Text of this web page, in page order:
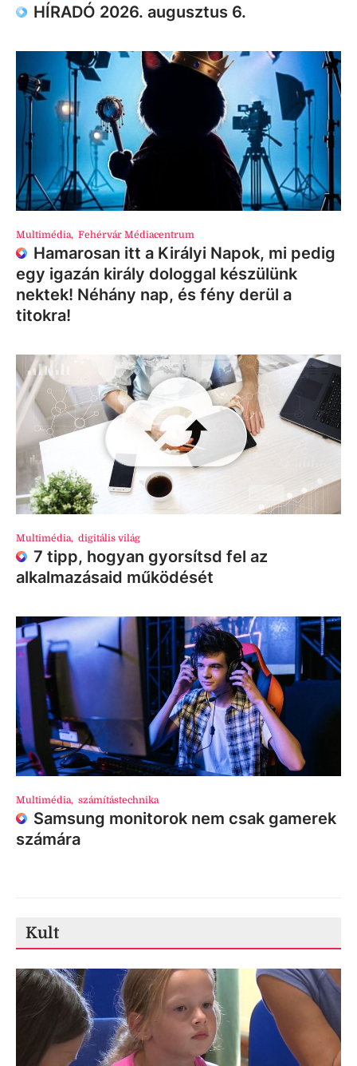
HÍRADÓ 2026. augusztus 6.
Multimédia, Fehérvár Médiacentrum
Hamarosan itt a Királyi Napok, mi pedig
egy igazán király dologgal készülünk
nektek! Néhány nap, és fény derül a
titokra!
Multimédia, digitális világ
7 tipp, hogyan gyorsítsd fel az
alkalmazásaid működését
Multimédia, számítástechnika
Samsung monitorok nem csak gamerek
számára
Kult